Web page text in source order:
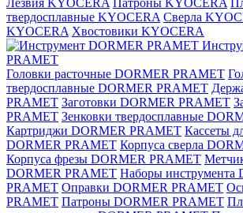
Лезвия KYOCERA Патроны KYOCERA
твердосплавные KYOCERA Сверла
KYOCERA Хвостовики KYOCERA
PRAMET
Головки расточные DORMER PRAMET
твердосплавные DORMER PRAMET
PRAMET Заготовки DORMER PRAMET
PRAMET Зенковки твердосплавные
Картриджи DORMER PRAMET Кассеты
DORMER PRAMET Корпуса сверла
Корпуса фрезы DORMER PRAMET
DORMER PRAMET Наборы инструмента
PRAMET Оправки DORMER PRAMET
PRAMET Патроны DORMER PRAMET